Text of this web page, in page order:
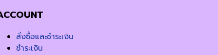
สั่งซื้อและชำระเงิน
ชำระเงิน